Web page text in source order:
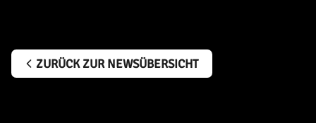
ZURÜCK ZUR NEWSÜBERSICHT